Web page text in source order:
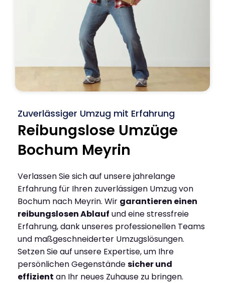
Zuverlässiger Umzug mit Erfahrung
Reibungslose Umzüge
Bochum Meyrin
Verlassen Sie sich auf unsere jahrelange
Erfahrung für Ihren zuverlässigen Umzug von
Bochum nach Meyrin. Wir garantieren einen
reibungslosen Ablauf und eine stressfreie
Erfahrung, dank unseres professionellen Teams
und maßgeschneiderter Umzugslösungen.
Setzen Sie auf unsere Expertise, um Ihre
persönlichen Gegenständesicher und
effizient an Ihr neues Zuhause zu bringen.